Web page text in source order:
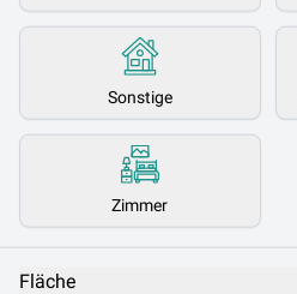
Sonstige
Zimmer
Fläche